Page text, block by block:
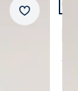
Merkzettel
ab